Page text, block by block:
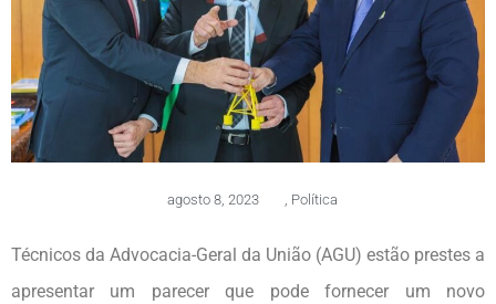
agosto 8, 2023 , Política
Técnicos da Advocacia-Geral da União (AGU) estão prestes a
apresentar um parecer que pode fornecer um novo